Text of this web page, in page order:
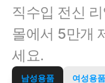
직수입 전신
몰에서 5만개
세요.
남성용품 여성용품